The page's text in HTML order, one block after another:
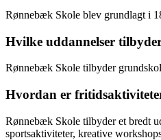
Rønnebæk Skole blev grundlagt i
Hvilke uddannelser
Rønnebæk Skole tilbyder
Hvordan er
Rønnebæk Skole tilbyder et bredt
sportsaktiviteter, kreative